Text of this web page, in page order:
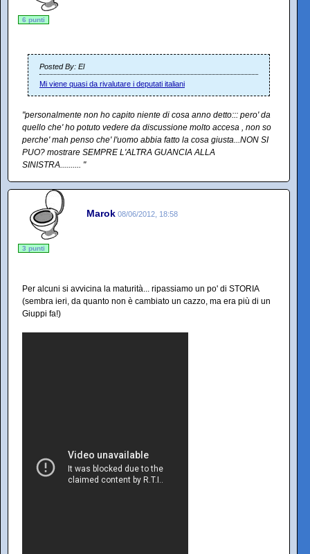
6 punti
Posted By: El
Mi viene quasi da rivalutare i deputati italiani
"personalmente non ho capito niente di cosa anno detto::: pero' da
quello che' ho potuto vedere da discussione molto accesa , non so
perche' mah penso che' l'uomo abbia fatto la cosa giusta...NON SI
PUO? mostrare SEMPRE L'ALTRA GUANCIA ALLA
SINISTRA.......... "
Marok 08/06/2012, 18:58
3 punti
Per alcuni si avvicina la maturità... ripassiamo un po' di STORIA
(sembra ieri, da quanto non è cambiato un cazzo, ma era più di un
Giuppi fa!)